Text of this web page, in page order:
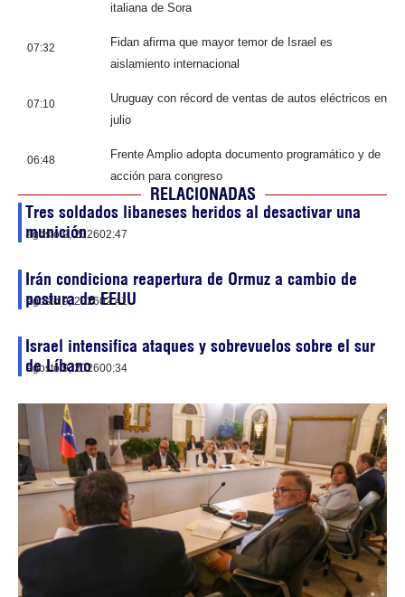
italiana de Sora
07:32
Fidan afirma que mayor temor de Israel es
aislamiento internacional
07:10
Uruguay con récord de ventas de autos eléctricos en
julio
06:48
Frente Amplio adopta documento programático y de
acción para congreso
RELACIONADAS
Tres soldados libaneses heridos al desactivar una
munición
agosto 9, 202602:47
Irán condiciona reapertura de Ormuz a cambio de
postura de EEUU
agosto 9, 202602:41
Israel intensifica ataques y sobrevuelos sobre el sur
de Líbano
agosto 9, 202600:34